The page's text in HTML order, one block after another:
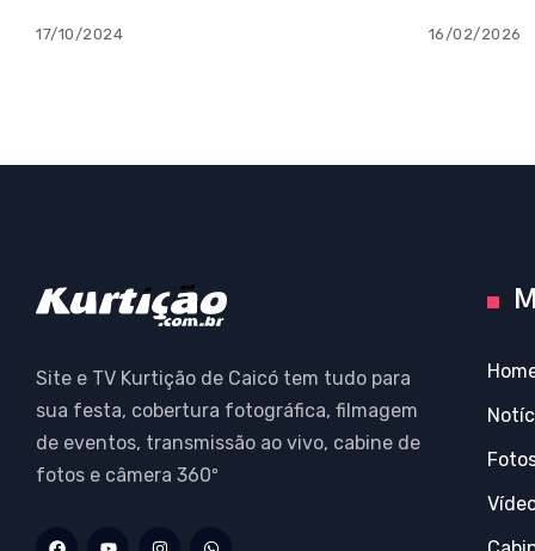
17/10/2024 16/02/2026
Site e TV Kurtição de Caicó tem tudo para
sua festa, cobertura fotográfica, filmagem
de eventos, transmissão ao vivo, cabine de
fotos e câmera 360º